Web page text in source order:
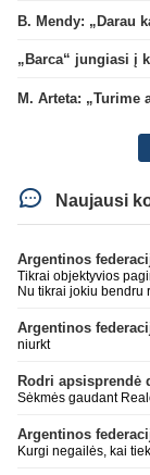
„Barca“ jungiasi į
M. Arteta:
Naujausi
Tikrai objektyvios
Nu tikrai jokiu bendru
niurkt
Rodri apsisprendė
Sėkmės gaudant
Kurgi negailės, kai